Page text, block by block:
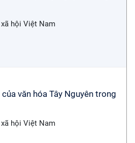
hội Việt Nam
văn hóa Tây Nguyên trong
hội Việt Nam